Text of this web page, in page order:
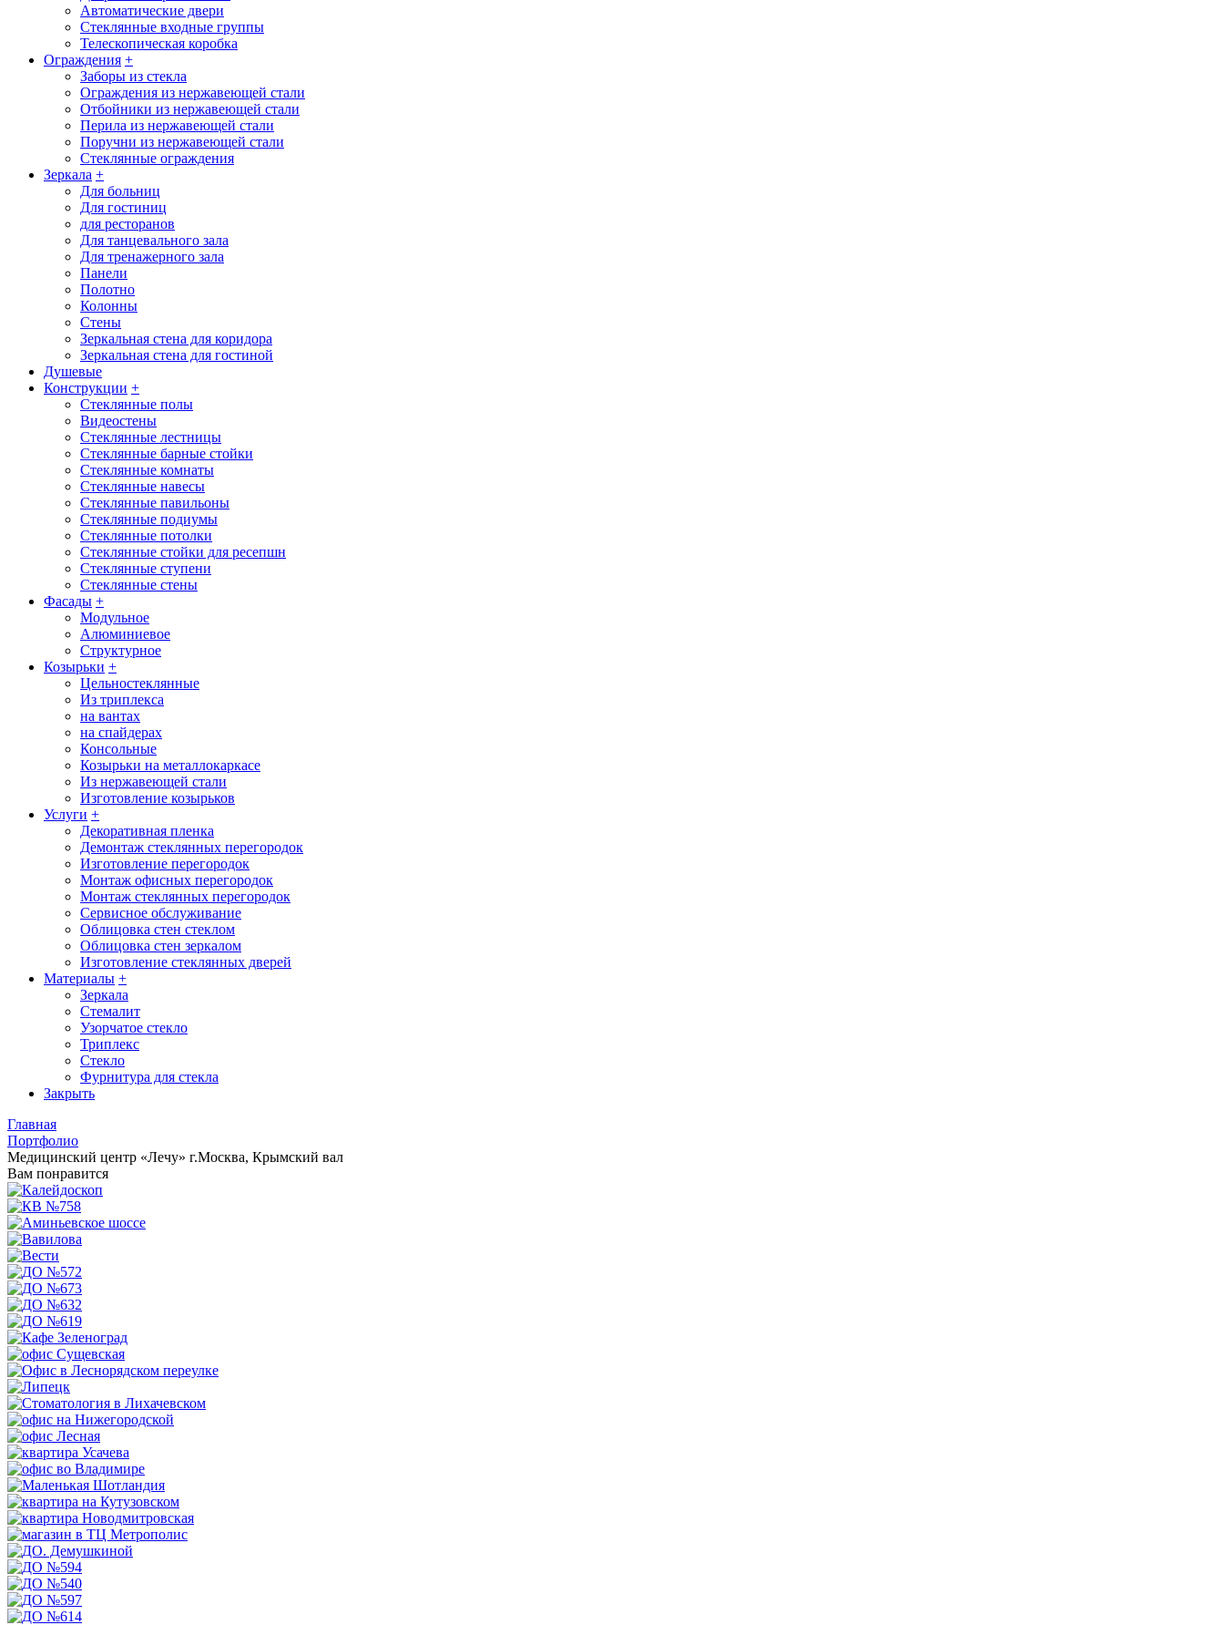
Автоматические двери
Стеклянные входные группы
Телескопическая коробка
Ограждения +
Заборы из стекла
Ограждения из нержавеющей стали
Отбойники из нержавеющей стали
Перила из нержавеющей стали
Поручни из нержавеющей стали
Стеклянные ограждения
Зеркала +
Для больниц
Для гостиниц
для ресторанов
Для танцевального зала
Для тренажерного зала
Панели
Полотно
Колонны
Стены
Зеркальная стена для коридора
Зеркальная стена для гостиной
Душевые
Конструкции +
Стеклянные полы
Видеостены
Стеклянные лестницы
Стеклянные барные стойки
Стеклянные комнаты
Стеклянные навесы
Стеклянные павильоны
Стеклянные подиумы
Стеклянные потолки
Стеклянные стойки для ресепшн
Стеклянные ступени
Стеклянные стены
Фасады +
Модульное
Алюминиевое
Структурное
Козырьки +
Цельностеклянные
Из триплекса
на вантах
на спайдерах
Консольные
Козырьки на металлокаркасе
Из нержавеющей стали
Изготовление козырьков
Услуги +
Декоративная пленка
Демонтаж стеклянных перегородок
Изготовление перегородок
Монтаж офисных перегородок
Монтаж стеклянных перегородок
Сервисное обслуживание
Облицовка стен стеклом
Облицовка стен зеркалом
Изготовление стеклянных дверей
Материалы +
Зеркала
Стемалит
Узорчатое стекло
Триплекс
Стекло
Фурнитура для стекла
Закрыть
Главная
Портфолио
Медицинский центр «Лечу» г.Москва, Крымский вал
Вам понравится